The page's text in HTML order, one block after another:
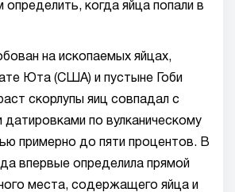
определить, когда яйца попали в
на ископаемых яйцах,
Юта (США) и пустыне Гоби
скорлупы яиц совпадал с
датировками по вулканическому
примерно до пяти процентов. В
впервые определила прямой
места, содержащего яйца и